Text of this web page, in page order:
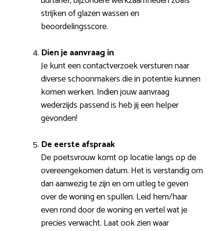
strijken of glazen wassen en
beoordelingsscore.
Dien je aanvraag in
Je kunt een contactverzoek versturen naar
diverse schoonmakers die in potentie kunnen
komen werken. Indien jouw aanvraag
wederzijds passend is heb jij een helper
gevonden!
De eerste afspraak
De poetsvrouw komt op locatie langs op de
overeengekomen datum. Het is verstandig om
dan aanwezig te zijn en om uitleg te geven
over de woning en spullen. Leid hem/haar
even rond door de woning en vertel wat je
precies verwacht. Laat ook zien waar